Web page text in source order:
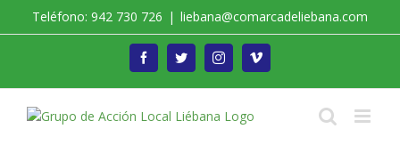
Teléfono: 942 730 726 | liebana@comarcadeliebana.com
FacebookTwitterInstagramVimeo